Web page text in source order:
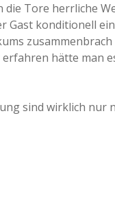
Tore herrliche
Gast konditionell
hätte man
sind wirklich nur